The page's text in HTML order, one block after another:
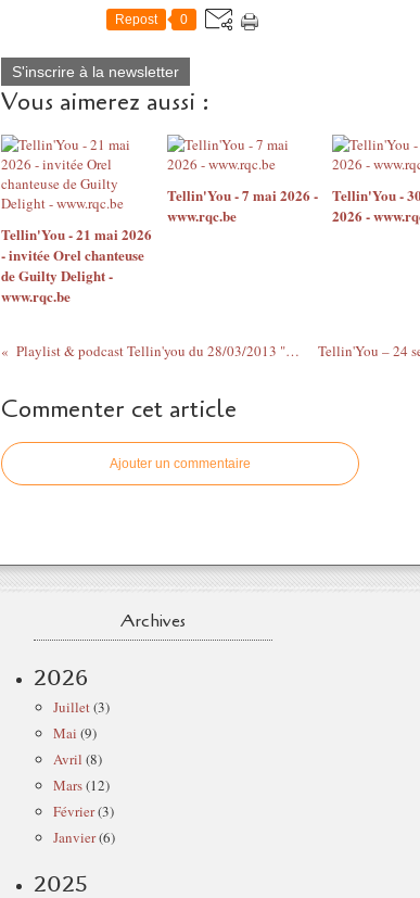
Repost 0
S'inscrire à la newsletter
Vous aimerez aussi :
Tellin'You - 21 mai 2026
- invitée Orel chanteuse
de Guilty Delight -
www.rqc.be
Tellin'You - 7 mai 2026 -
www.rqc.be
Tellin'You -
2026 -
Playlist & podcast Tellin'you du 28/03/2013 "speciale Jesus Volt"- rqc95fm - www.rqc.be
Commenter cet article
Ajouter un commentaire
Archives
2026
Juillet(3)
Mai (9)
Avril (8)
Mars(12)
Février(3)
Janvier(6)
2025